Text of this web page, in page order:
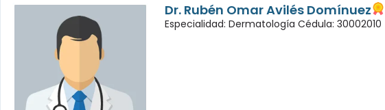
Dr. Rubén Omar Avilés Domínuez
Especialidad: Dermatología Cédula: 30002010